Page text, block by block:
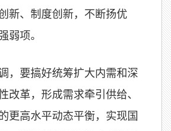
新、制度创新，不断扬优
弱项。
，要搞好统筹扩大内需和深
改革，形成需求牵引供给、
更高水平动态平衡，实现国